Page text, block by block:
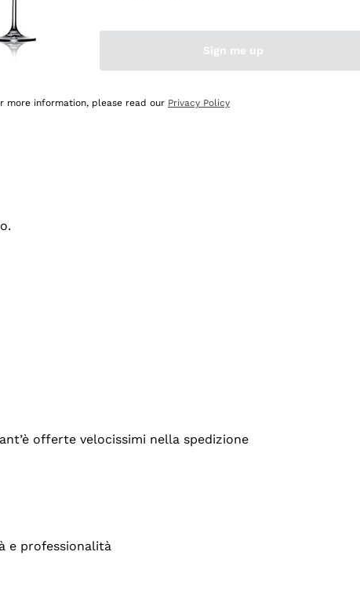
e lo consiglio! 👍
offerte velocissimi nella spedizione
e professionalità
Sign me up
more information, please read our Privacy Policy